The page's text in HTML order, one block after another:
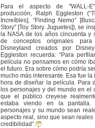
Para el aspecto de "WALL-
producción, Ralph Eggleston
Increíbles], “Finding Nemo”
Story” [Toy Story. Juguetes]), se
la NASA de los años cincuenta y
de conceptos originales para
Disneyland creados por
Eggleston recuerda: “Para
película no pensamos en cómo
el futuro. Era sobre cómo podría
mucho más interesante. Esa fue
hora de diseñar la película. Para
los personajes y del mundo en el
que el público creyese
estaba viendo en la pantalla.
personajes y su mundo sean
aspecto real, sino que sean
credibilidad”.